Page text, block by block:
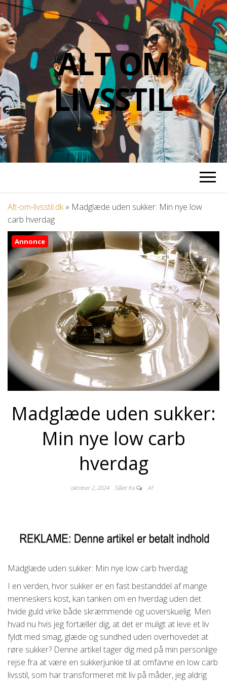
ALT OM
LIVSSTIL
Alt-om-livsstil.dk» Madglæde uden sukker: Min nye low
carb hverdag
Annonce
Madglæde uden sukker:
Min nye low carb
hverdag
oktober 2, 2024 Slået fra Af
Madglæde uden sukker: Min nye low carb hverdag
I en verden, hvor sukker er en fast bestanddel af mange
menneskers kost, kan tanken om en hverdag uden det
hvide guld virke både skræmmende og uoverskuelig. Men
hvad nu hvis jeg fortæller dig, at det er muligt at leve et liv
fyldt med smag, glæde og sundhed uden overhovedet at
røre sukker? Denne artikel tager dig med på min personlige
rejse fra at være en sukkerjunkie til at omfavne en low carb
livsstil, som har transformeret mit liv på måder, jeg aldrig